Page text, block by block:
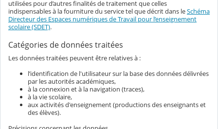
utilisées pour d’autres finalités de traitement que celles
indispensables à la fourniture du service tel que décrit dans leSchéma
Directeur des Espaces numériques de Travail pour l’enseignement
scolaire (SDET).
Catégories de données traitées
Les données traitées peuvent être relatives à :
l’identification de l'utilisateur sur la base des données délivrées
par les autorités académiques,
à la connexion et à la navigation (traces),
à la vie scolaire,
aux activités d'enseignement (productions des enseignants et
des élèves).